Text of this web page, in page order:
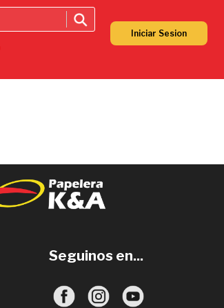
Iniciar Sesion
Seguinos en...